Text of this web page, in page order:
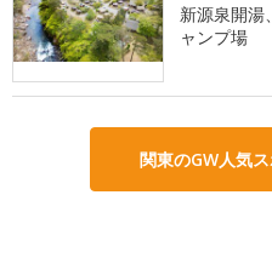
新源泉開湯
ャンプ場
関東のGW人気